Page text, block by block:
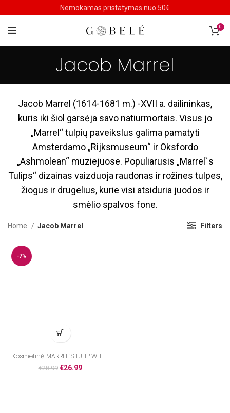
0
Jacob Marrel
Jacob Marrel (1614-1681 m.) -XVII a. dailininkas,
kuris iki šiol garsėja savo natiurmortais. Visus jo
„Marrel“ tulpių paveikslus galima pamatyti
Amsterdamo „Rijksmuseum“ ir Oksfordo
„Ashmolean“ muziejuose. Populiarusis „Marrel`s
Tulips“ dizainas vaizduoja raudonas ir rožines tulpes,
žiogus ir drugelius, kurie visi atsiduria juodos ir
smėlio spalvos fone.
Home Jacob Marrel Filters
-7%
Kosmetinė MARREL`S TULIP WHITE
€28.99 €26.99
Nemokamas pristatymas nuo 50€